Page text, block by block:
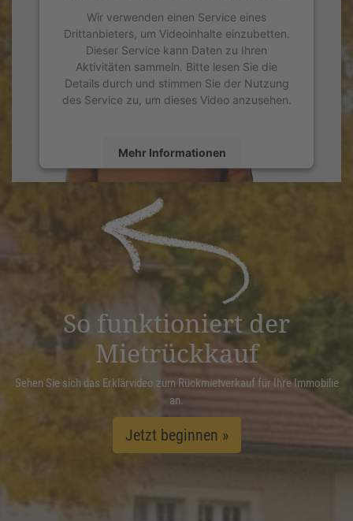
Wir verwenden einen Service eines
Drittanbieters, um Videoinhalte einzubetten.
Dieser Service kann Daten zu Ihren
Aktivitäten sammeln. Bitte lesen Sie die
Details durch und stimmen Sie der Nutzung
des Service zu, um dieses Video anzusehen.
Mehr Informationen
powered by
Management Platform
So funktioniert der
Mietrückkauf
Sehen Sie sich das Erklärvideo zum Rückmietverkauf für Ihre Immobilie
an.
Jetzt beginnen »